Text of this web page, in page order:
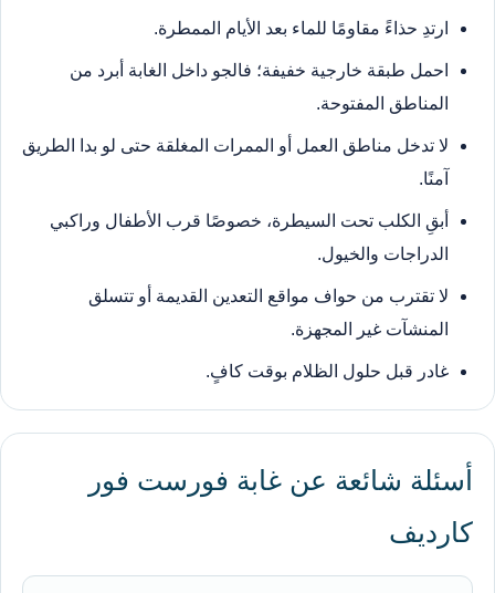
ارتدِ حذاءً مقاومًا للماء بعد الأيام الممطرة.
احمل طبقة خارجية خفيفة؛ فالجو داخل الغابة أبرد من
المناطق المفتوحة.
لا تدخل مناطق العمل أو الممرات المغلقة حتى لو بدا الطريق
آمنًا.
أبقِ الكلب تحت السيطرة، خصوصًا قرب الأطفال وراكبي
الدراجات والخيول.
لا تقترب من حواف مواقع التعدين القديمة أو تتسلق
المنشآت غير المجهزة.
غادر قبل حلول الظلام بوقت كافٍ.
أسئلة شائعة عن غابة فورست فور
كارديف